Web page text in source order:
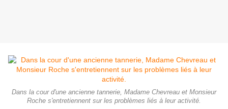
Dans la cour d'une ancienne tannerie, Madame Chevreau et Monsieur
Roche s'entretiennent sur les problèmes liés à leur activité.